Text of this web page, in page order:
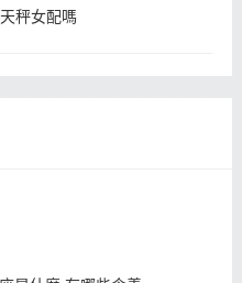
天秤女配嗎